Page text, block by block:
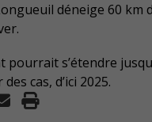
déneige 60 km
pourrait s’étendre
cas, d’ici 2025.